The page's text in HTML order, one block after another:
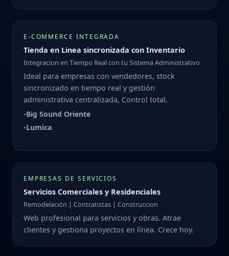
E‑COMMERCE INTEGRADA
Tienda en Linea sincronizada con Inventario
Integracion en Tiempo Real con tu Sistema Administrativo
Ideal para empresas con vendedores, stock
sincronizado en tiempo real y gestión
administrativa centralizada, Control total.
•Big Sound Oriente
•Lumica
EMPRESAS DE SERVICIOS
Servicios Comerciales y Residenciales
Remodelación | Contratistas | Construccion
Web profesional para servicios y obras. Atrae
clientes y gestiona proyectos en línea. Crece hoy.